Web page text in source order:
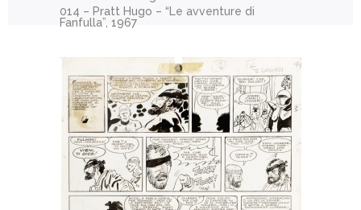
014 – Pratt Hugo – “Le avventure di
Fanfulla”, 1967